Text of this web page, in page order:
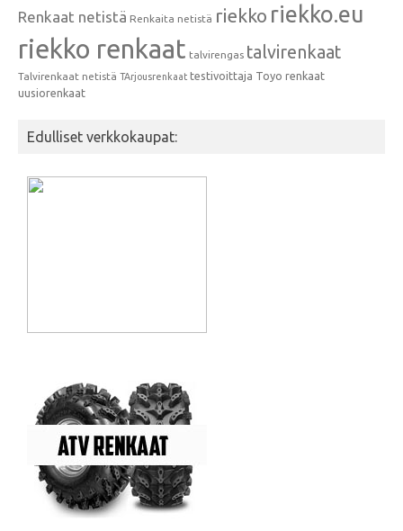
Renkaat netistä Renkaita netistä riekko riekko.eu
riekko renkaat talvirengas talvirenkaat
Talvirenkaat netistä TArjousrenkaat testivoittaja Toyo renkaat
uusiorenkaat
Edulliset verkkokaupat: